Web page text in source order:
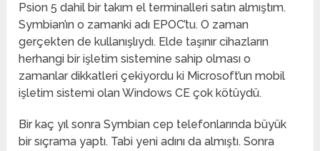
Psion 5 dahil bir takım el terminalleri satın almıştım.
Symbian’ın o zamanki adı EPOC’tu. O zaman
gerçekten de kullanışlıydı. Elde taşınır cihazların
herhangi bir işletim sistemine sahip olması o
zamanlar dikkatleri çekiyordu ki Microsoft’un mobil
işletim sistemi olan Windows CE çok kötüydü.
Bir kaç yıl sonra Symbian cep telefonlarında büyük
bir sıçrama yaptı. Tabi yeni adını da almıştı. Sonra